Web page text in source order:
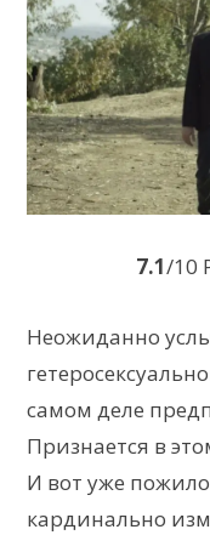
7.1/10
Неожиданно
самом деле
Признается в
И вот уже
кардинально